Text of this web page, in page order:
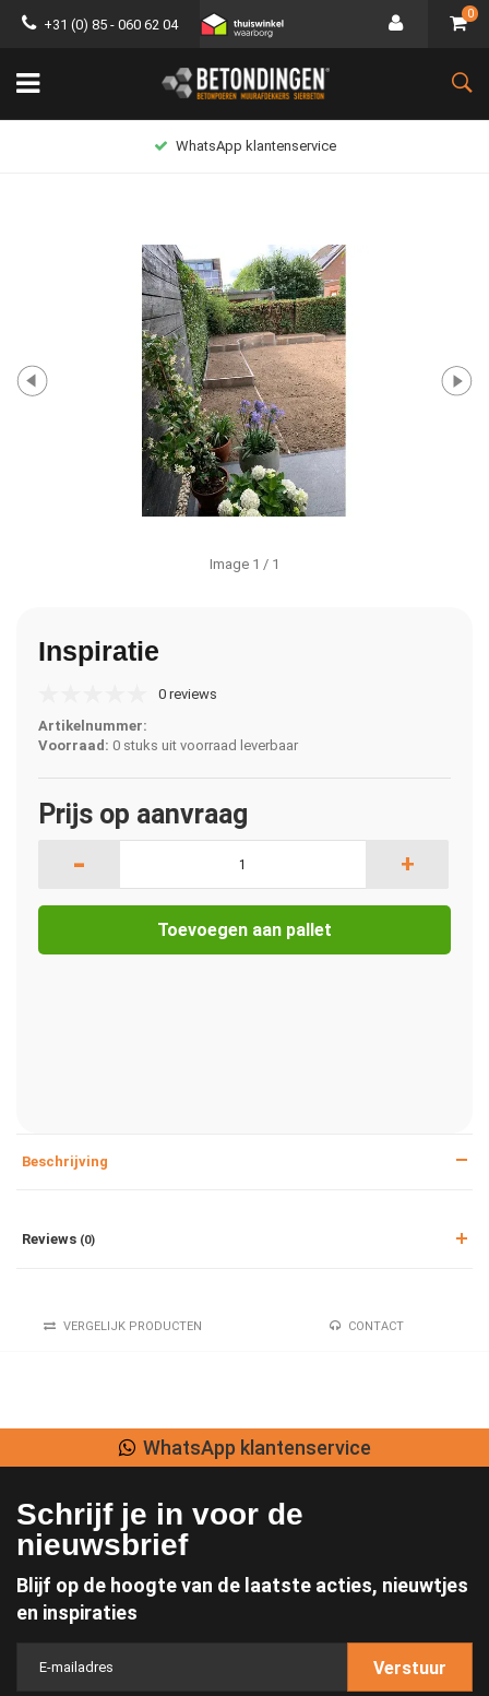
+31 (0) 85 - 060 62 04
0
WhatsApp klantenservice
Image 1 / 1
Inspiratie
0 reviews
Artikelnummer:
Voorraad: 0 stuks uit voorraad leverbaar
Prijs op aanvraag
- +
Toevoegen aan pallet
Beschrijving
Reviews (0)
VERGELIJK PRODUCTEN CONTACT
WhatsApp klantenservice
Schrijf je in voor de
nieuwsbrief
Blijf op de hoogte van de laatste acties, nieuwtjes
en inspiraties
Verstuur